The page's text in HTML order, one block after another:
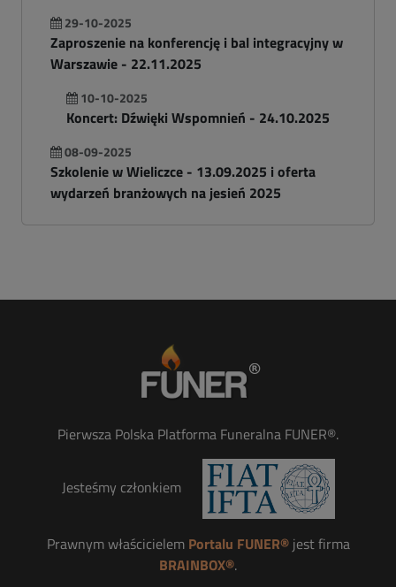
29-10-2025
Zaproszenie na konferencję i bal integracyjny w
Warszawie - 22.11.2025
10-10-2025
Koncert: Dźwięki Wspomnień - 24.10.2025
08-09-2025
Szkolenie w Wieliczce - 13.09.2025 i oferta
wydarzeń branżowych na jesień 2025
Pierwsza Polska Platforma Funeralna FUNER®.
Jesteśmy członkiem
Prawnym właścicielem Portalu FUNER®jest firma
BRAINBOX®.